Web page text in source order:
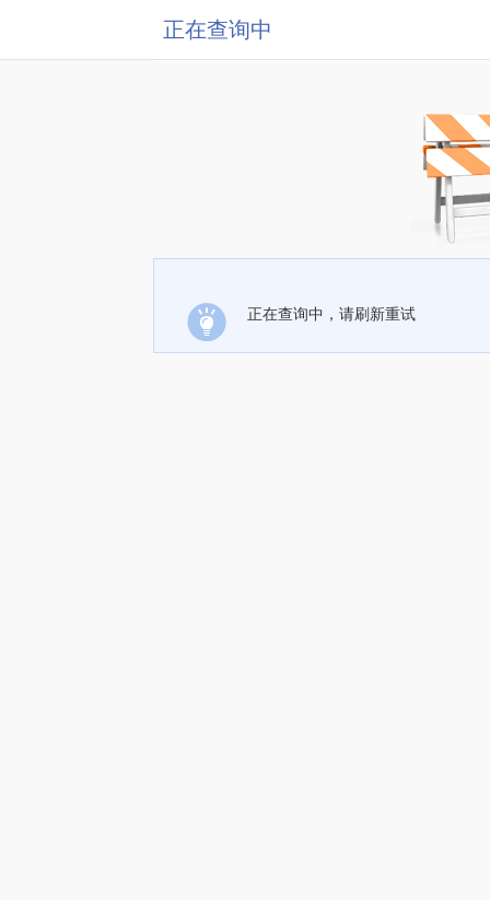
正在查询中
正在查询中，请刷新重试